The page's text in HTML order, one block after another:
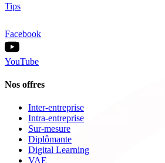
Tips
Facebook
YouTube
Nos offres
Inter-entreprise
Intra-entreprise
Sur-mesure
Diplômante
Digital Learning
VAE